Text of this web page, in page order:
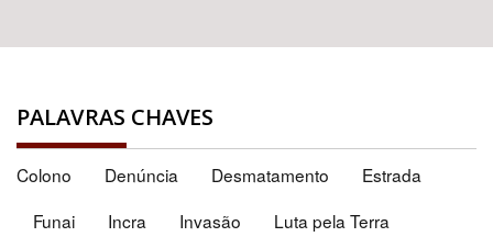
PALAVRAS CHAVES
Colono Denúncia Desmatamento
Estrada
Funai
Incra Invasão Luta pela Terra